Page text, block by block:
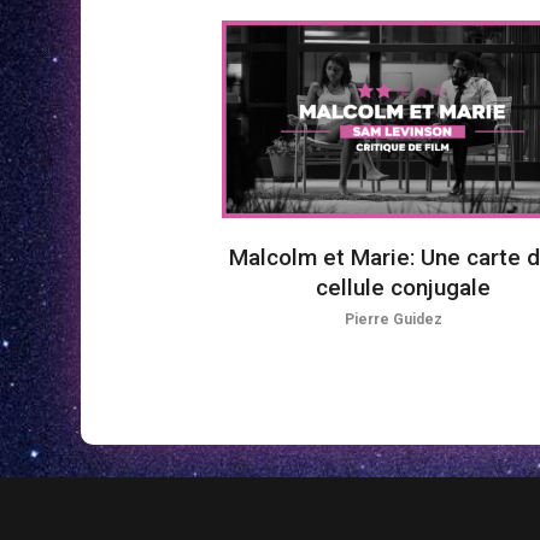
Malcolm et Marie: Une carte
cellule conjugale
Pierre Guidez